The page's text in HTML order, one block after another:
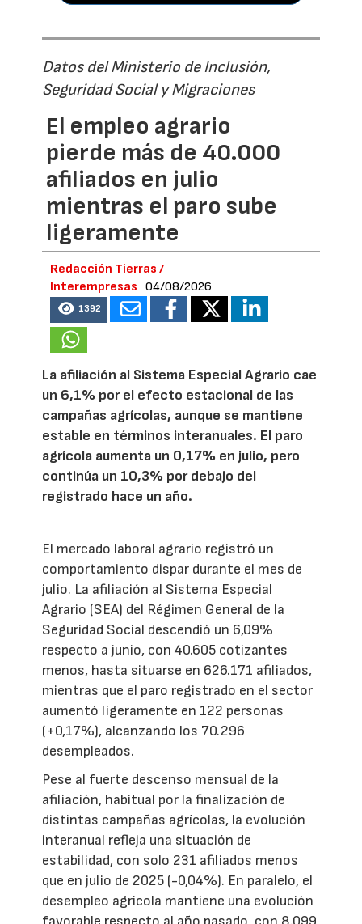
Datos del Ministerio de Inclusión,
Seguridad Social y Migraciones
El empleo agrario
pierde más de 40.000
afiliados en julio
mientras el paro sube
ligeramente
Redacción Tierras /
Interempresas
04/08/2026
1392
La afiliación al Sistema Especial Agrario cae
un 6,1% por el efecto estacional de las
campañas agrícolas, aunque se mantiene
estable en términos interanuales. El paro
agrícola aumenta un 0,17% en julio, pero
continúa un 10,3% por debajo del
registrado hace un año.
El mercado laboral agrario registró un
comportamiento dispar durante el mes de
julio. La afiliación al Sistema Especial
Agrario (SEA) del Régimen General de la
Seguridad Social descendió un 6,09%
respecto a junio, con 40.605 cotizantes
menos, hasta situarse en 626.171 afiliados,
mientras que el paro registrado en el sector
aumentó ligeramente en 122 personas
(+0,17%), alcanzando los 70.296
desempleados.
Pese al fuerte descenso mensual de la
afiliación, habitual por la finalización de
distintas campañas agrícolas, la evolución
interanual refleja una situación de
estabilidad, con solo 231 afiliados menos
que en julio de 2025 (-0,04%). En paralelo, el
desempleo agrícola mantiene una evolución